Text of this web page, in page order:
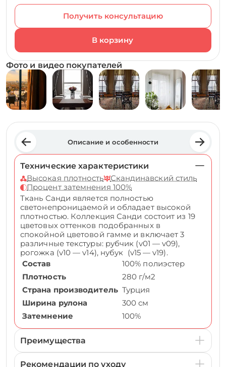
Получить консультацию
Фото и видео покупателей
Описание и особенности
Технические характеристики
Высокая плотность
Скандинавский стиль
Процент затемнения 100%
Ткань Санди является полностью
светонепроницаемой и обладает высокой
плотностью. Коллекция Санди состоит из 19
цветовых оттенков подобранных в
спокойной цветовой гамме и включает 3
различные текстуры: рубчик (v01 — v09),
рогожка (v10 — v14), нубук (v15 — v19).
Состав
100% полиэстер
Плотность
280 г/м2
Страна производитель Турция
Ширина рулона
300 см
Затемнение
100%
Преимущества
Рекомендации по уходу